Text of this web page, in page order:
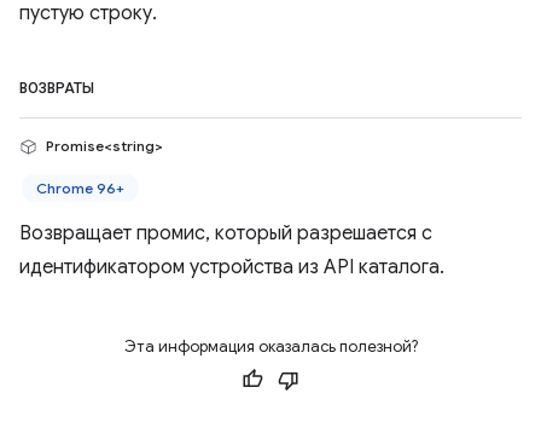
пустую строку.
ВОЗВРАТЫ
Promise<string>
Chrome 96+
Возвращает промис, который разрешается с
идентификатором устройства из API каталога.
Эта информация оказалась полезной?